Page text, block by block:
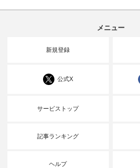
メニュー
新規登録
公式X
サービストップ
記事ランキング
ヘルプ